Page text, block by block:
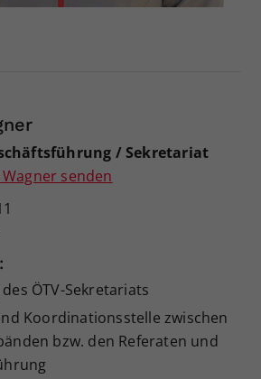
/ Sekretariat
senden
ÖTV-Sekretariats
Koordinationsstelle zwischen
bzw. den Referaten und